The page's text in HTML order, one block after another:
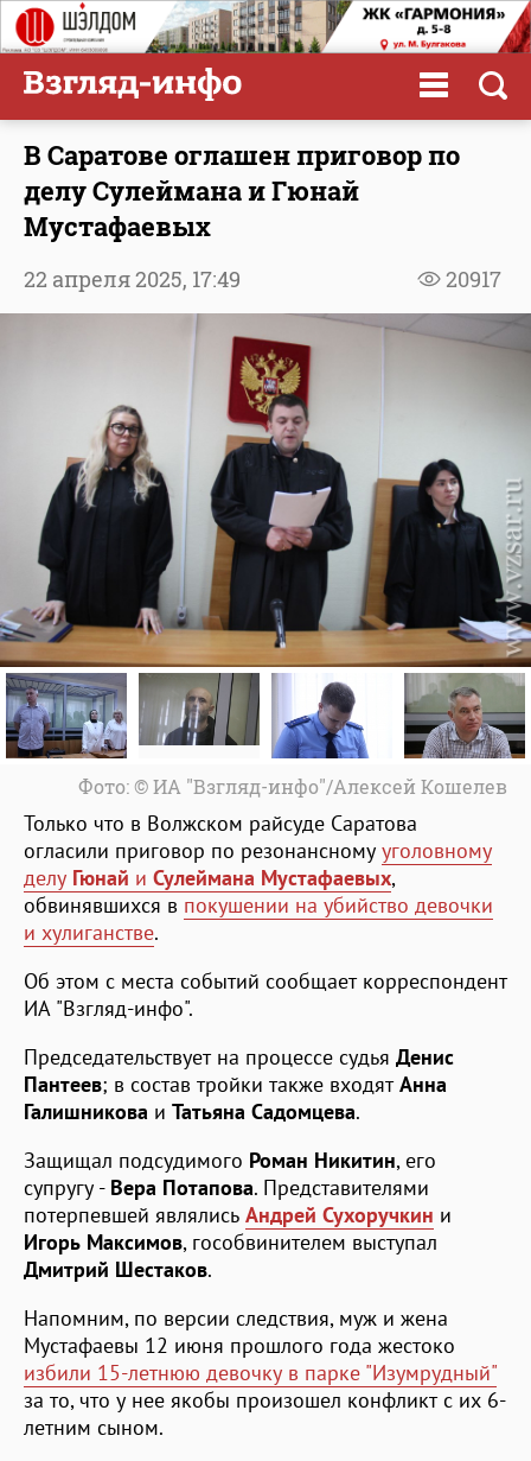
В Саратове оглашен приговор по
делу Сулеймана и Гюнай
Мустафаевых
20917
22 апреля 2025, 17:49
Фото: © ИА "Взгляд-инфо"/Алексей Кошелев
Только что в Волжском райсуде Саратова
огласили приговор по резонансному уголовному
делу Гюнай и Сулеймана Мустафаевых,
обвинявшихся в покушении на убийство девочки
и хулиганстве.
Об этом с места событий сообщает корреспондент
ИА "Взгляд-инфо".
Председательствует на процессе судья Денис
Пантеев; в состав тройки также входятАнна
Галишникова и Татьяна Садомцева.
Защищал подсудимого Роман Никитин, его
супругу - Вера Потапова. Представителями
потерпевшей являлись Андрей Сухоручкин и
Игорь Максимов, гособвинителем выступал
Дмитрий Шестаков.
Напомним, по версии следствия, муж и жена
Мустафаевы 12 июня прошлого года жестоко
избили 15-летнюю девочку в парке "Изумрудный"
за то, что у нее якобы произошел конфликт с их 6-
летним сыном.